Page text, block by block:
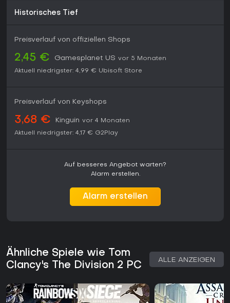
Historisches Tief
Preisverlauf von offiziellen Shops
2,45 € Gamesplanet US vor 5 Monaten
Aktuell niedrigster: 4,99 € Ubisoft Store
Preisverlauf von Keyshops
3,68 € Kinguin vor 4 Monaten
Aktuell niedrigster: 4,17 € G2Play
Auf besseres Angebot warten?
Alarm erstellen.
Alarm erstellen
Ähnliche Spiele wie Tom
Clancy's The Division 2 PC
ALLE ANZEIGEN